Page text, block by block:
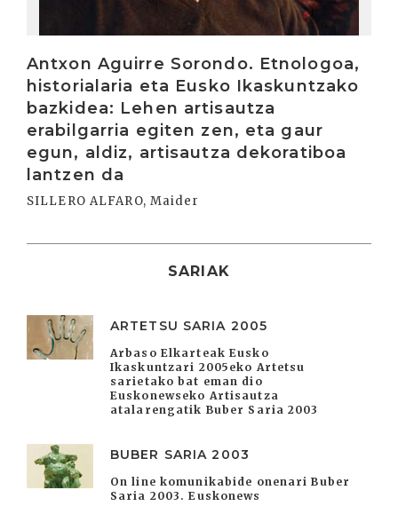
Antxon Aguirre Sorondo. Etnologoa,
historialaria eta Eusko Ikaskuntzako
bazkidea: Lehen artisautza
erabilgarria egiten zen, eta gaur
egun, aldiz, artisautza dekoratiboa
lantzen da
SILLERO ALFARO, Maider
SARIAK
ARTETSU SARIA 2005
Arbaso Elkarteak Eusko
Ikaskuntzari 2005eko Artetsu
sarietako bat eman dio
Euskonewseko Artisautza
atalarengatik Buber Saria 2003
BUBER SARIA 2003
On line komunikabide onenari Buber
Saria 2003. Euskonews